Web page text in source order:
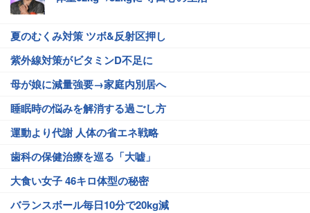
夏のむくみ対策 ツボ&反射区押し
紫外線対策がビタミンD不足に
母が娘に減量強要→家庭内別居へ
睡眠時の悩みを解消する過ごし方
運動より代謝 人体の省エネ戦略
歯科の保健治療を巡る「大嘘」
大食い女子 46キロ体型の秘密
バランスボール毎日10分で20kg減